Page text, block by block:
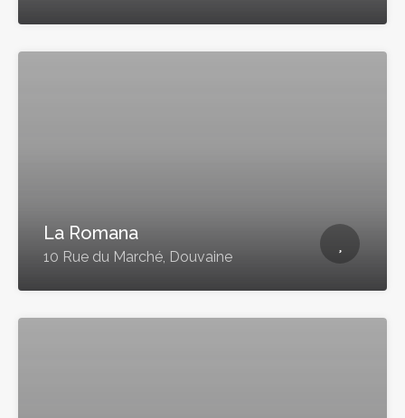
La Romana
10 Rue du Marché, Douvaine